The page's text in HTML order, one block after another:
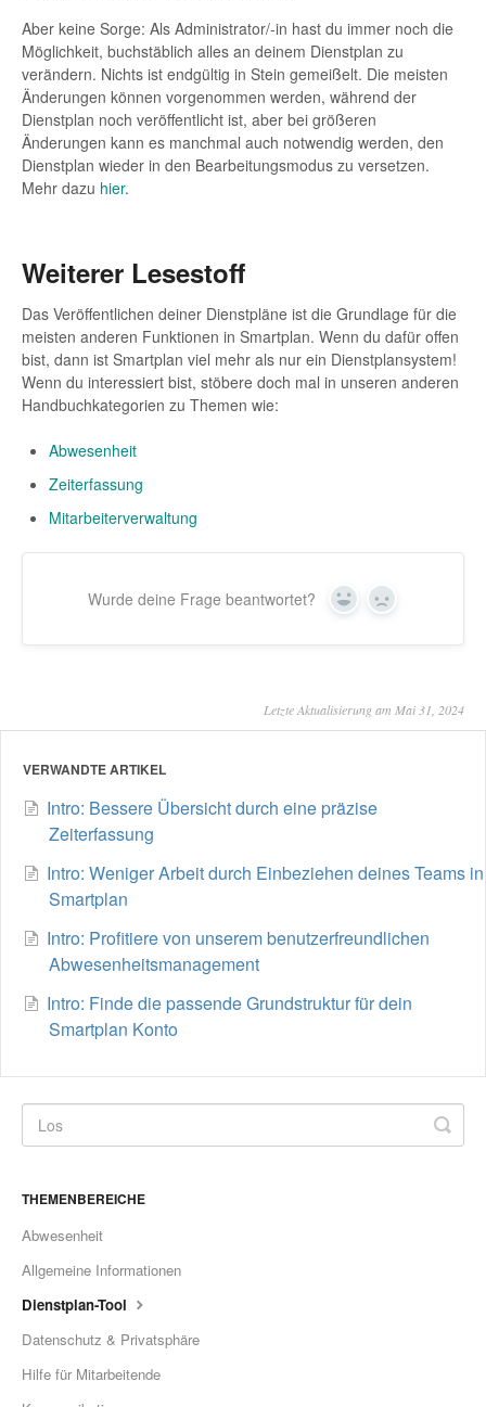
Aber keine Sorge: Als Administrator/-in hast du immer noch die
Möglichkeit, buchstäblich alles an deinem Dienstplan zu
verändern. Nichts ist endgültig in Stein gemeißelt. Die meisten
Änderungen können vorgenommen werden, während der
Dienstplan noch veröffentlicht ist, aber bei größeren
Änderungen kann es manchmal auch notwendig werden, den
Dienstplan wieder in den Bearbeitungsmodus zu versetzen.
Mehr dazu hier.
Weiterer Lesestoff
Das Veröffentlichen deiner Dienstpläne ist die Grundlage für die
meisten anderen Funktionen in Smartplan. Wenn du dafür offen
bist, dann ist Smartplan viel mehr als nur ein Dienstplansystem!
Wenn du interessiert bist, stöbere doch mal in unseren anderen
Handbuchkategorien zu Themen wie:
Abwesenheit
Zeiterfassung
Mitarbeiterverwaltung
Wurde deine Frage beantwortet? Yes No
Letzte Aktualisierung am Mai 31, 2024
VERWANDTE ARTIKEL
Intro: Bessere Übersicht durch eine präzise
Zeiterfassung
Intro: Weniger Arbeit durch Einbeziehen deines Teams in
Smartplan
Intro: Profitiere von unserem benutzerfreundlichen
Abwesenheitsmanagement
Intro: Finde die passende Grundstruktur für dein
Smartplan Konto
THEMENBEREICHE
Abwesenheit
Allgemeine Informationen
Dienstplan-Tool
Datenschutz & Privatsphäre
Hilfe für Mitarbeitende